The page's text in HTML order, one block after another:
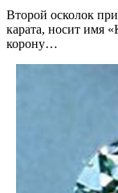
Второй осколок
карата, носит имя
корону…